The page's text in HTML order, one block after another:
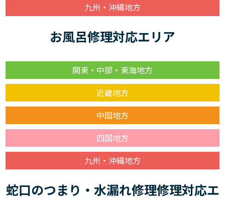
九州・沖縄地方
お風呂修理対応エリア
関東・中部・東海地方
近畿地方
中国地方
四国地方
九州・沖縄地方
蛇口のつまり・水漏れ修理修理対応エ